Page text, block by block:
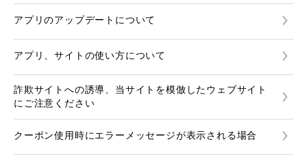
アプリのアップデートについて
アプリ、サイトの使い方について
詐欺サイトへの誘導、当サイトを模倣したウェブサイト
にご注意ください
クーポン使用時にエラーメッセージが表示される場合